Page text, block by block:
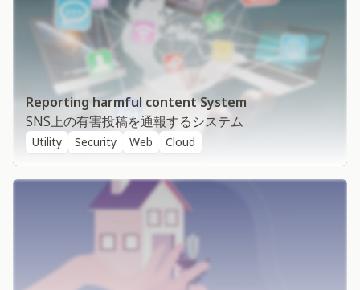
Reporting harmful content System
SNS上の有害投稿を通報するシステム
Utility Security Web Cloud